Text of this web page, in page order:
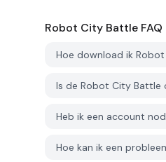
Robot City Battle FAQ
Hoe download ik Robot
Is de Robot City Battle
Heb ik een account
Hoe kan ik een